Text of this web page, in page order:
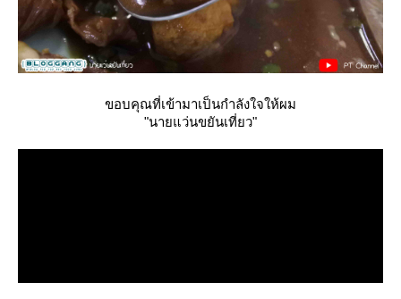
ขอบคุณที่เข้ามาเป็นกำลังใจให้ผม
"นายแว่นขยันเที่ยว"